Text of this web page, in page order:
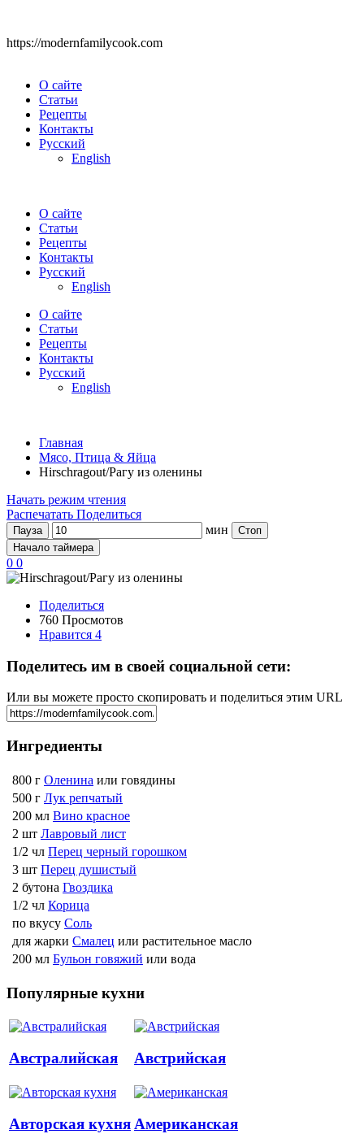
https://modernfamilycook.com
О сайте
Статьи
Рецепты
Контакты
Русский
English
О сайте
Статьи
Рецепты
Контакты
Русский
English
О сайте
Статьи
Рецепты
Контакты
Русский
English
Главная
Мясо, Птица & Яйца
Hirschragout/Рагу из оленины
Начать режим чтения
Распечатать Поделиться
Пауза мин
Стоп
Начало таймера
0 0
Поделиться
760 Просмотов
Нравится 4
Поделитесь им в своей социальной сети:
Или вы можете просто скопировать и поделиться этим URL
Ингредиенты
800 г Оленина или говядины
500 г Лук репчатый
200 мл Вино красное
2 шт Лавровый лист
1/2 чл Перец черный горошком
3 шт Перец душистый
2 бутона Гвоздика
1/2 чл Корица
по вкусу Соль
для жарки Смалец или растительное масло
200 мл Бульон говяжий или вода
Популярные кухни
Австралийская Австрийская
Авторская кухня Американская